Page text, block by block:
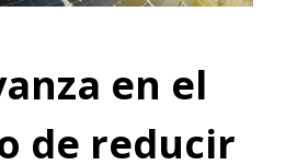
en el
de reducir